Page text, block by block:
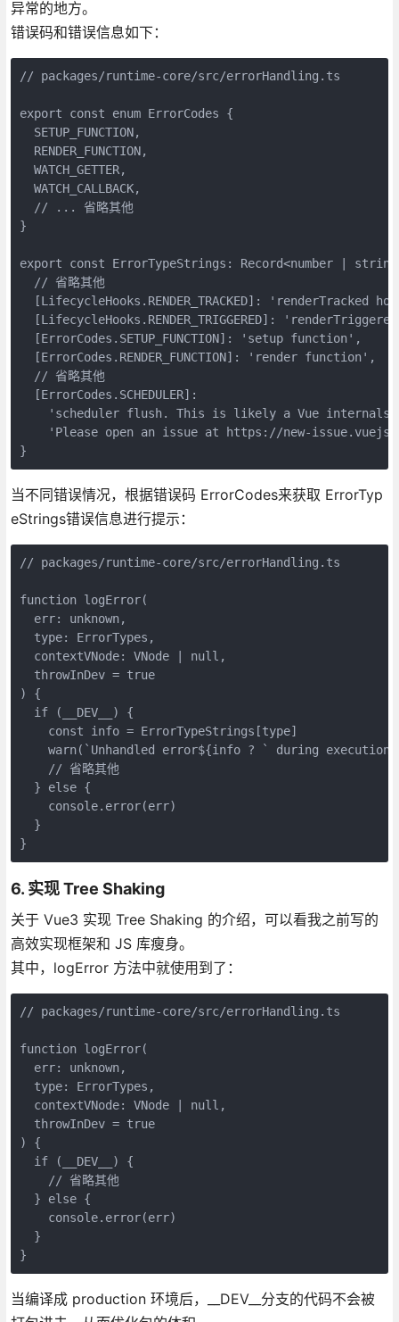
异常的地方。
错误码和错误信息如下：
// packages/runtime-core/src/errorHandling.ts
export const enum ErrorCodes {
  SETUP_FUNCTION,
  RENDER_FUNCTION,
  WATCH_GETTER,
  WATCH_CALLBACK,
  // ... 省略其他
}
export const ErrorTypeStrings: Record<number |
  // 省略其他
[LifecycleHooks.RENDER_TRACKED]: 'renderTracked
[LifecycleHooks.RENDER_TRIGGERED]:
  [ErrorCodes.SETUP_FUNCTION]: 'setup function',
  [ErrorCodes.RENDER_FUNCTION]: 'render function',
  // 省略其他
  [ErrorCodes.SCHEDULER]:
'scheduler flush. This is likely a Vue internals
'Please open an issue at https://new-
}
当不同错误情况，根据错误码 ErrorCodes来获取 ErrorTyp
eStrings错误信息进行提示：
// packages/runtime-core/src/errorHandling.ts
function logError(
  err: unknown,
  type: ErrorTypes,
  contextVNode: VNode | null,
  throwInDev = true
) {
  if (__DEV__) {
    const info = ErrorTypeStrings[type]
warn(`Unhandled error${info ? ` during execution
    // 省略其他
  } else {
    console.error(err)
  }
}
6. 实现 Tree Shaking
关于 Vue3 实现 Tree Shaking 的介绍，可以看我之前写的
高效实现框架和 JS 库瘦身。
其中，logError 方法中就使用到了：
// packages/runtime-core/src/errorHandling.ts
function logError(
  err: unknown,
  type: ErrorTypes,
  contextVNode: VNode | null,
  throwInDev = true
) {
  if (__DEV__) {
    // 省略其他
  } else {
    console.error(err)
  }
}
当编译成 production 环境后，__DEV__分支的代码不会被